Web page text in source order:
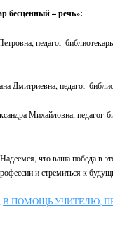
бесценный – речь»:
педагог-
Дмитриевна, педагог-
Михайловна,
что ваша победа в
и стремиться к
,В ПОМОЩЬ УЧИТЕЛЮ,